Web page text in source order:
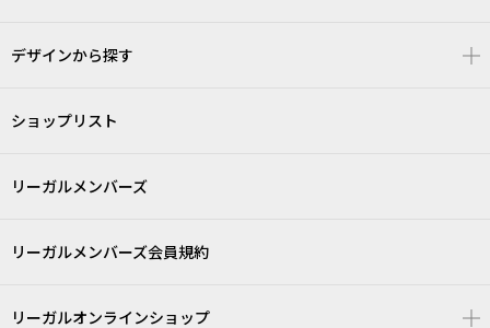
デザインから探す
ショップリスト
リーガルメンバーズ
リーガルメンバーズ会員規約
リーガルオンラインショップ